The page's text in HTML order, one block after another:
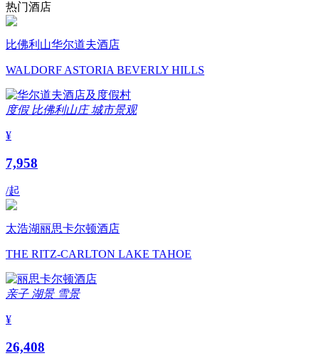
热门酒店
比佛利山华尔道夫酒店
WALDORF ASTORIA BEVERLY HILLS
度假 比佛利山庄 城市景观
¥
7,958
/起
太浩湖丽思卡尔顿酒店
THE RITZ-CARLTON LAKE TAHOE
亲子 湖景 雪景
¥
26,408